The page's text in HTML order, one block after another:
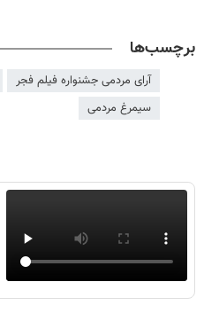
برچسب‌ها
آرای مردمی جشنواره فیلم فجر
سیمرغ مردمی